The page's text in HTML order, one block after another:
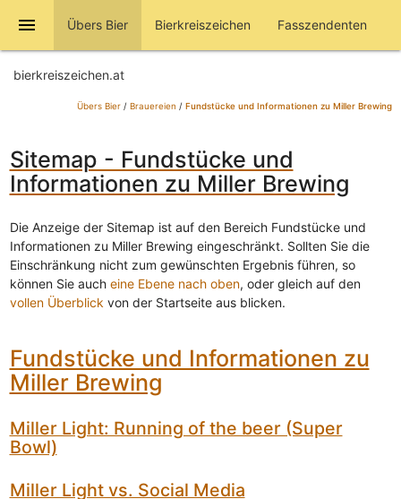
menu Übers Bier Bierkreiszeichen Fasszendenten
bierkreiszeichen.at
Übers Bier/ Brauereien / Fundstücke und Informationen zu Miller Brewing
Sitemap - Fundstücke und
Informationen zu Miller Brewing
Die Anzeige der Sitemap ist auf den Bereich Fundstücke und
Informationen zu Miller Brewing eingeschränkt. Sollten Sie die
Einschränkung nicht zum gewünschten Ergebnis führen, so
können Sie auch eine Ebene nach oben, oder gleich auf den
vollen Überblick von der Startseite aus blicken.
Fundstücke und Informationen zu
Miller Brewing
Miller Light: Running of the beer (Super
Bowl)
Miller Light vs. Social Media